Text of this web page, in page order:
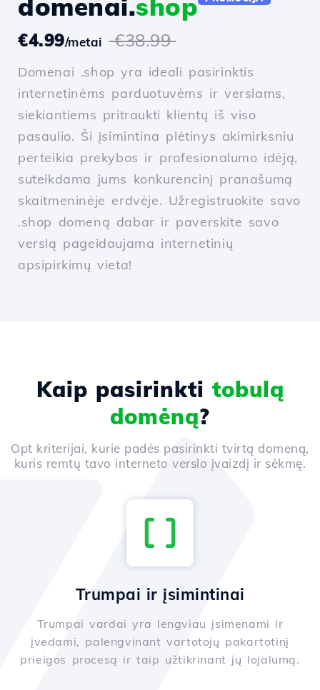
domenai.shop
€4.99/metai €38.99
Domenai .shop yra ideali pasirinktis
internetinėms parduotuvėms ir verslams,
siekiantiems pritraukti klientų iš viso
pasaulio. Ši įsimintina plėtinys akimirksniu
perteikia prekybos ir profesionalumo idėją,
suteikdama jums konkurencinį pranašumą
skaitmeninėje erdvėje. Užregistruokite savo
.shop domeną dabar ir paverskite savo
verslą pageidaujama internetinių
apsipirkimų vieta!
Kaip pasirinkti tobulą
domėną?
Opt kriterijai, kurie padės pasirinkti tvirtą domeną,
kuris remtų tavo interneto verslo įvaizdį ir sėkmę.
Trumpai ir įsimintinai
Trumpai vardai yra lengviau įsimenami ir
įvedami, palengvinant vartotojų pakartotinį
prieigos procesą ir taip užtikrinant jų lojalumą.